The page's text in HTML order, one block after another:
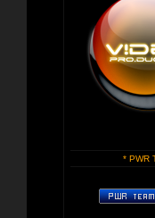
* PWR